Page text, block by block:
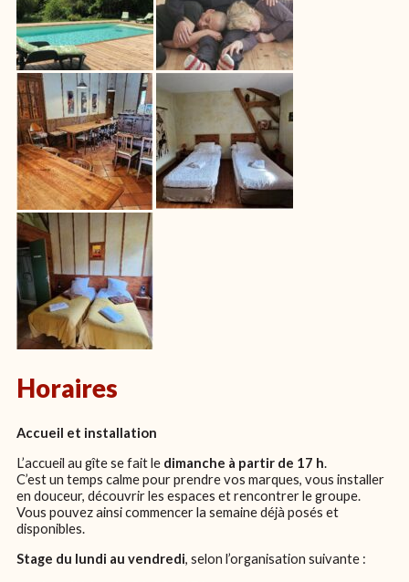
Horaires
Accueil et installation
L’accueil au gîte se fait le dimanche à partir de 17 h.
C’est un temps calme pour prendre vos marques, vous installer
en douceur, découvrir les espaces et rencontrer le groupe.
Vous pouvez ainsi commencer la semaine déjà posés et
disponibles.
Stage du lundi au vendredi , selon l’organisation suivante :